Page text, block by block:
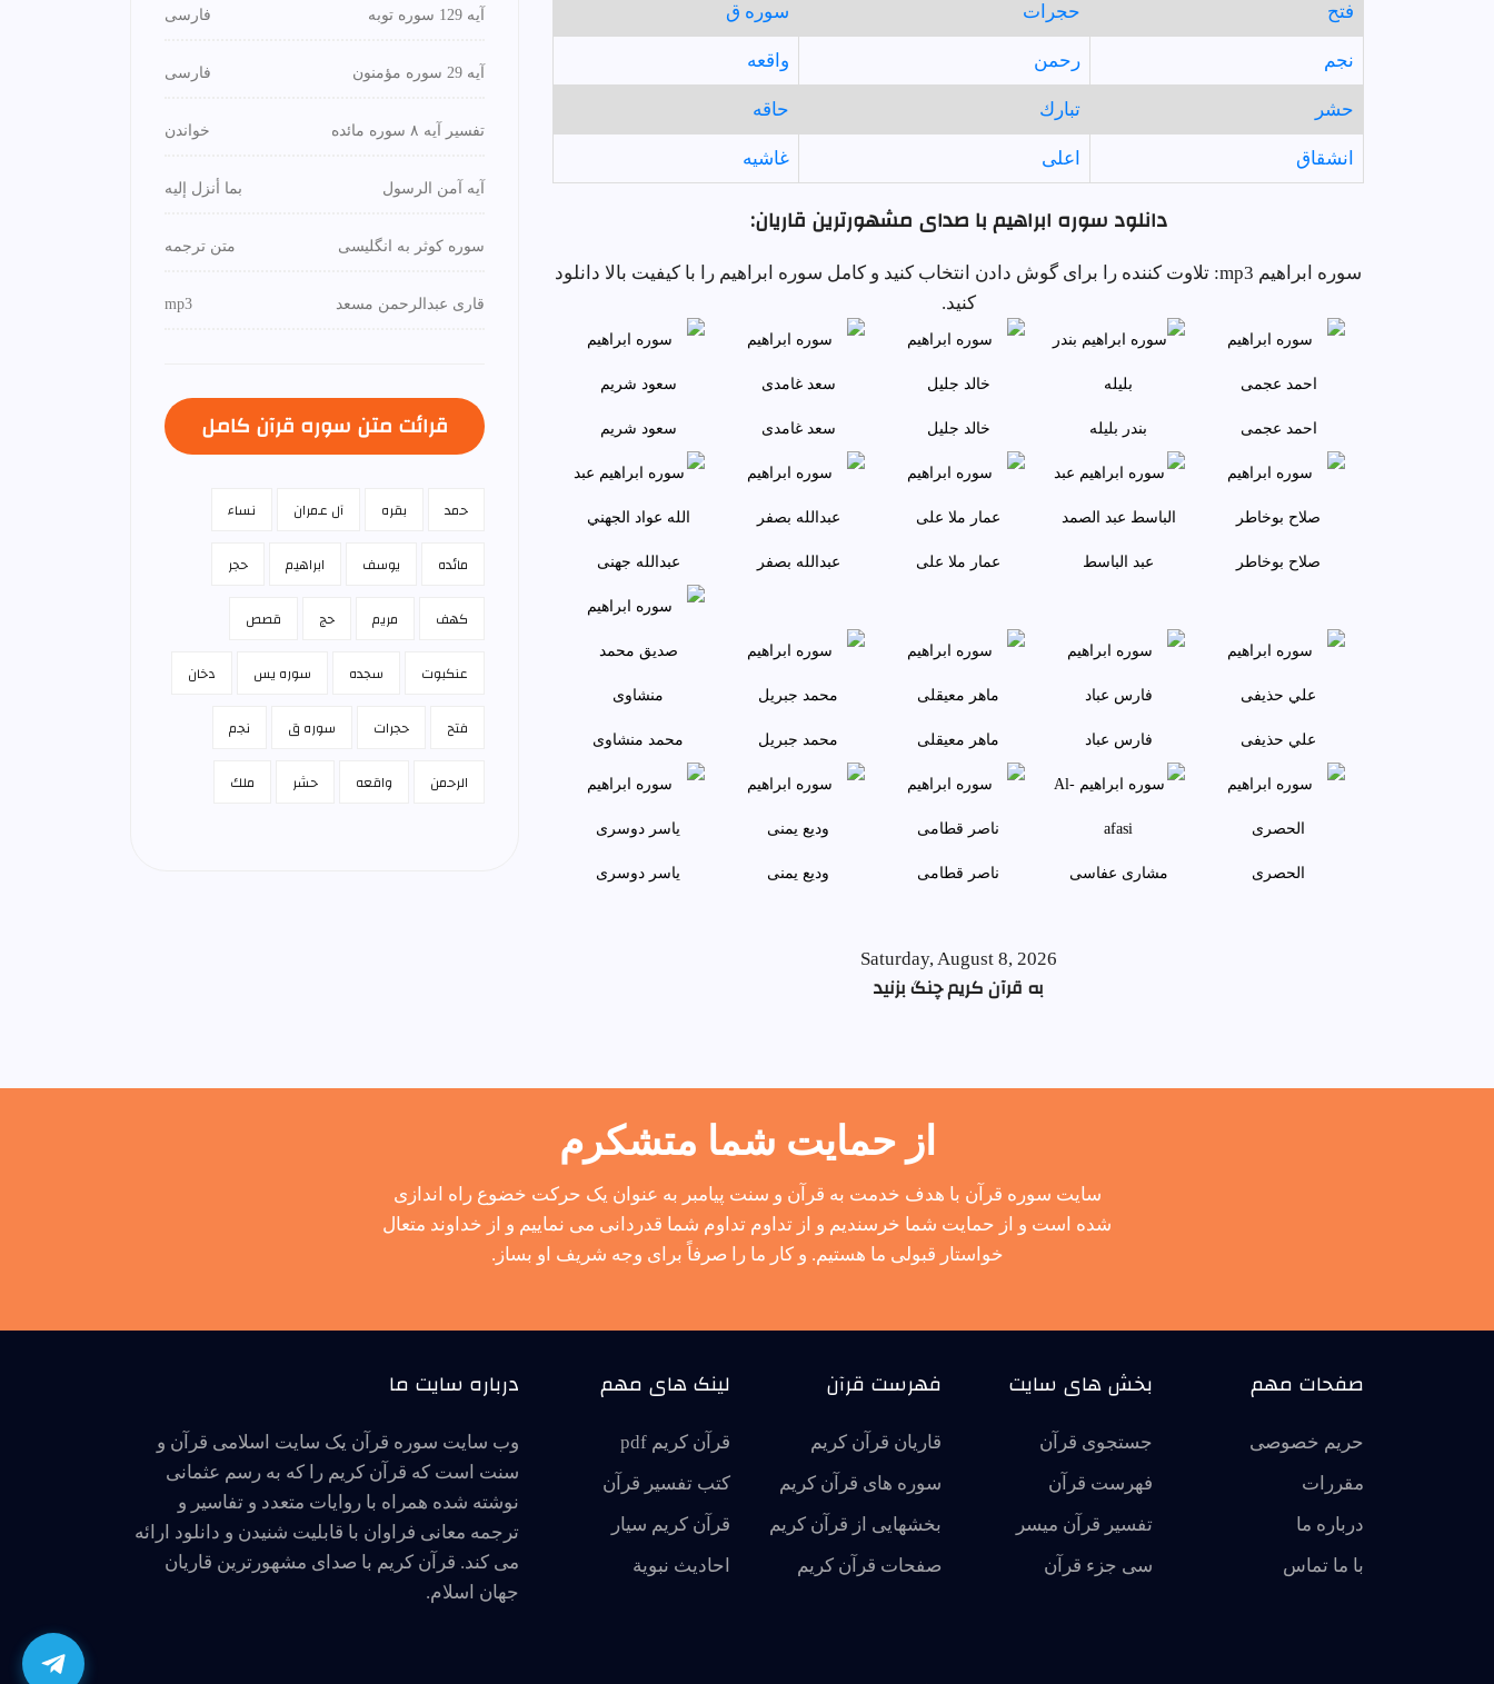
فتح حجرات سوره ق
نجم رحمن واقعه
حشر تبارك حاقه
انشقاق اعلى غاشيه
دانلود سوره ابراهيم با صدای مشهورترین قاریان:
سوره ابراهيم mp3: تلاوت کننده را برای گوش دادن انتخاب کنید و کامل سوره ابراهيم را با کیفیت بالا دانلود
کنید.
احمد عجمى بندر بليله خالد جليل سعد غامدی سعود شريم
صلاح بوخاطر عبد الباسط عمار ملا علی عبدالله بصفر عبدالله جهنی
علي حذيفی فارس عباد ماهر معيقلی محمد جبريل محمد منشاوی
الحصری مشاری عفاسی ناصر قطامی وديع يمنی ياسر دوسری
Saturday, August 8, 2026
به قرآن کریم چنگ بزنید
آیه 129 سوره توبه فارسی
آیه 29 سوره مؤمنون فارسی
تفسیر آیه ۸ سوره مائده خواندن
آیه آمن الرسول بما أنزل إليه
سوره کوثر به انگلیسی متن ترجمه
قاری عبدالرحمن مسعد mp3
قرائت متن سوره قرآن كامل
حمد بقره آل عمران نساء
مائده يوسف ابراهيم حجر
كهف مريم حج قصص
عنكبوت سجده سوره يس دخان
فتح حجرات سوره ق نجم
الرحمن واقعه حشر ملك
از حمایت شما متشکرم
سایت سوره قرآن با هدف خدمت به قرآن و سنت پیامبر به عنوان یک حرکت خضوع راه اندازی
شده است و از حمایت شما خرسندیم و از تداوم تداوم شما قدردانی می نماییم و از خداوند متعال
خواستار قبولی ما هستیم. و کار ما را صرفاً برای وجه شریف او بساز.
صفحات مهم
حریم خصوصی
مقررات
درباره ما
با ما تماس
بخش های سایت
جستجوی قرآن
فهرست قرآن
تفسير قرآن ميسر
سی جزء قرآن
فهرست قرآن
قاریان قرآن کریم
سوره های قرآن کریم
بخشهایی از قرآن کریم
صفحات قرآن کریم
لینک های مهم
قرآن کریم pdf
کتب تفسیر قرآن
قرآن کریم سیار
احاديث نبوية
درباره سایت ما
وب سایت سوره قرآن یک سایت اسلامی قرآن و
سنت است که قرآن کریم را که به رسم عثمانی
نوشته شده همراه با روایات متعدد و تفاسیر و
ترجمه معانی فراوان با قابلیت شنیدن و دانلود ارائه
می کند. قرآن کریم با صدای مشهورترین قاریان
جهان اسلام.